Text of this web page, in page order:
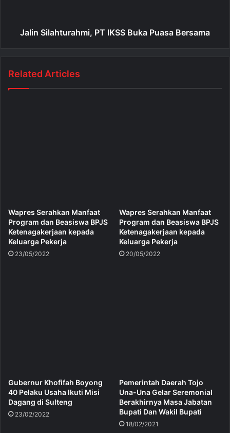
Jalin Silahturahmi, PT IKSS Buka Puasa Bersama
Related Articles
Wapres Serahkan Manfaat
Program dan Beasiswa BPJS
Ketenagakerjaan kepada
Keluarga Pekerja
23/05/2022
Wapres Serahkan Manfaat
Program dan Beasiswa BPJS
Ketenagakerjaan kepada
Keluarga Pekerja
20/05/2022
Gubernur Khofifah Boyong
40 Pelaku Usaha Ikuti Misi
Dagang di Sulteng
23/02/2022
Pemerintah Daerah Tojo
Una-Una Gelar Seremonial
Berakhirnya Masa Jabatan
Bupati Dan Wakil Bupati
18/02/2021